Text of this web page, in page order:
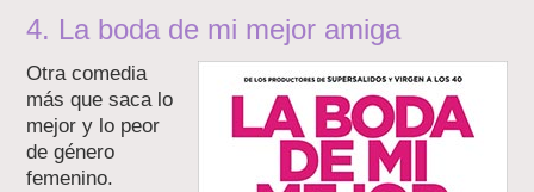
4. La boda de mi mejor amiga
Otra comedia
más que saca lo
mejor y lo peor
de género
femenino.